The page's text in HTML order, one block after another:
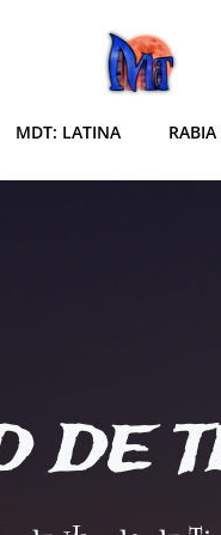
MDT: LATINA
DE